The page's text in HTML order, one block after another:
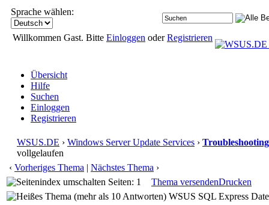
Sprache wählen:
Willkommen Gast. Bitte Einloggen oderRegistrieren
Übersicht
Hilfe
Suchen
Einloggen
Registrieren
WSUS.DE › Windows Server Update Services › Troubleshooting
vollgelaufen
‹ Vorheriges Thema | Nächstes Thema ›
Seiten: 1
Thema versendenDrucken
WSUS SQL Express